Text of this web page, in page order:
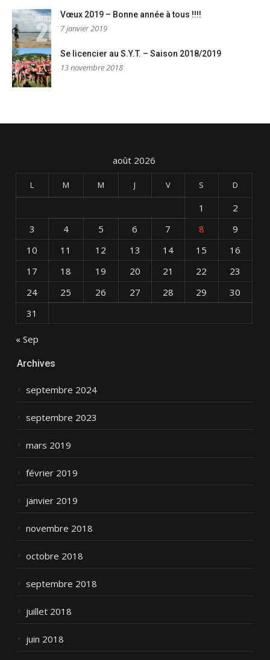
Vœux 2019 – Bonne année à tous !!!!
7 janvier 2019
Se licencier au S.Y.T. – Saison 2018/2019
13 novembre 2018
août 2026
L M M J V S D
1
2
3
4 5 6 7 8
9
10
11 12 13 14 15
16
17
18 19 20 21 22
23
24
25 26 27 28 29
30
31
« Sep
Archives
septembre 2024
septembre 2023
mars 2019
février 2019
janvier 2019
novembre 2018
octobre 2018
septembre 2018
juillet 2018
juin 2018